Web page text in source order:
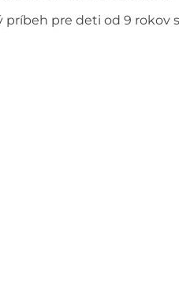
pre deti od 9 rokov